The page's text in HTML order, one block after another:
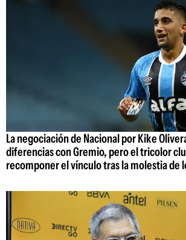
La negociación de Nacional por Kike
diferencias con Gremio, pero el tricolor
recomponer el vínculo tras la molestia de